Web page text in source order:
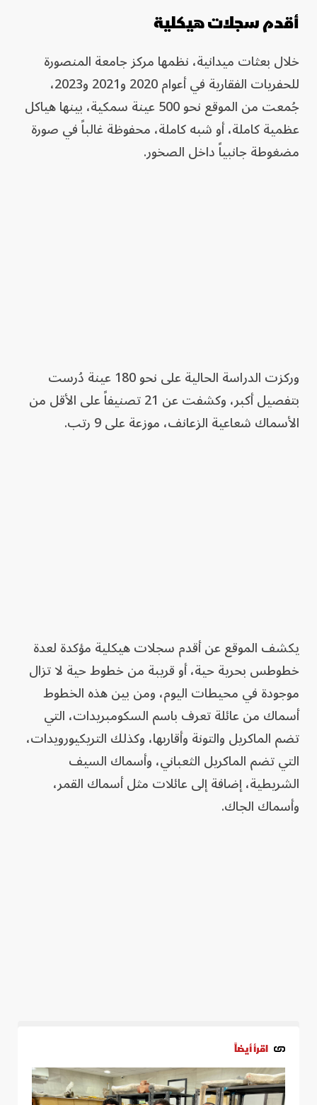
أقدم سجلات هيكلية
خلال بعثات ميدانية، نظمها مركز جامعة المنصورة
للحفريات الفقارية في أعوام 2020 و2021 و2023،
جُمعت من الموقع نحو 500 عينة سمكية، بينها هياكل
عظمية كاملة، أو شبه كاملة، محفوظة غالباً في صورة
مضغوطة جانبياً داخل الصخور.
وركزت الدراسة الحالية على نحو 180 عينة دُرست
بتفصيل أكبر، وكشفت عن 21 تصنيفاً على الأقل من
الأسماك شعاعية الزعانف، موزعة على 9 رتب.
يكشف الموقع عن أقدم سجلات هيكلية مؤكدة لعدة
خطوطس بحرية حية، أو قريبة من خطوط حية لا تزال
موجودة في محيطات اليوم، ومن بين هذه الخطوط
أسماك من عائلة تعرف باسم السكومبريدات، التي
تضم الماكريل والتونة وأقاربها، وكذلك التريكيورويدات،
التي تضم الماكريل الثعباني، وأسماك السيف
الشريطية، إضافة إلى عائلات مثل أسماك القمر،
وأسماك الجاك.
اقرأ أيضاً